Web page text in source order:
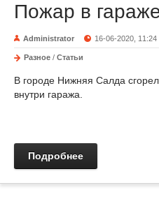
Пожар в
Administrator 16-06-2020, 11:24
Разное / Статьи
В городе Нижняя Салда
внутри гаража.
Подробнее